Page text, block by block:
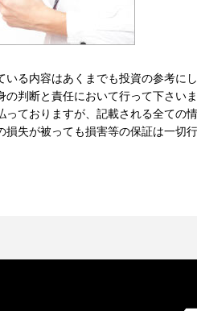
いる内容はあくまでも投資の参考に
の判断と責任において行って下さい
っておりますが、記載される全ての
損失が被っても損害等の保証は一切